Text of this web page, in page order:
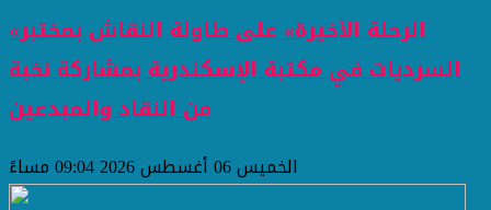
«الرحلة الأخيرة» على طاولة النقاش بمختبر
السرديات في مكتبة الإسكندرية بمشاركة نخبة
من النقاد والمبدعين
الخميس 06 أغسطس 2026 09:04 مساءً